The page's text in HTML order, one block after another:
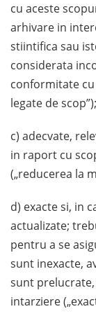
cu aceste
arhivare in
stiintifica sau
considerata
conformitate
legate de scop”);
c) adecvate,
in raport cu
(„reducerea la
d) exacte si, in
actualizate;
pentru a se
sunt inexacte,
sunt
intarziere